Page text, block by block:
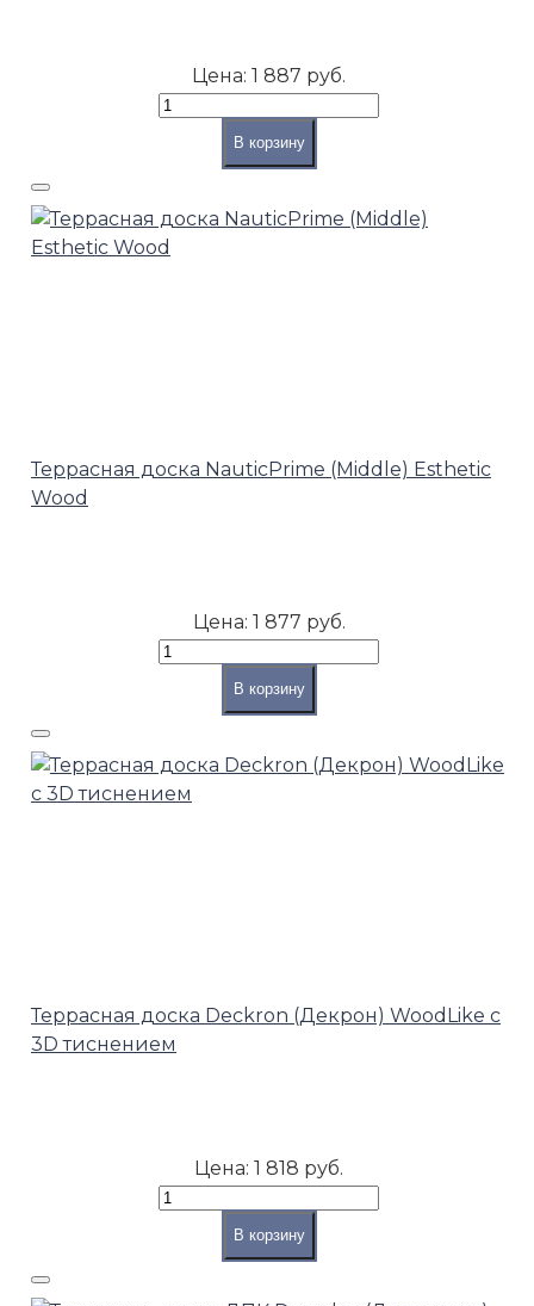
Цена: 1 887 руб.
В корзину
Террасная доска NauticPrime (Middle) Esthetic
Wood
Цена: 1 877 руб.
В корзину
Террасная доска Deckron (Декрон) WoodLike с
3D тиснением
Цена: 1 818 руб.
В корзину